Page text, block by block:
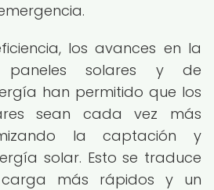
los avances en la
paneles solares y de
han permitido que los
sean cada vez más
la captación y
solar. Esto se traduce
más rápidos y un